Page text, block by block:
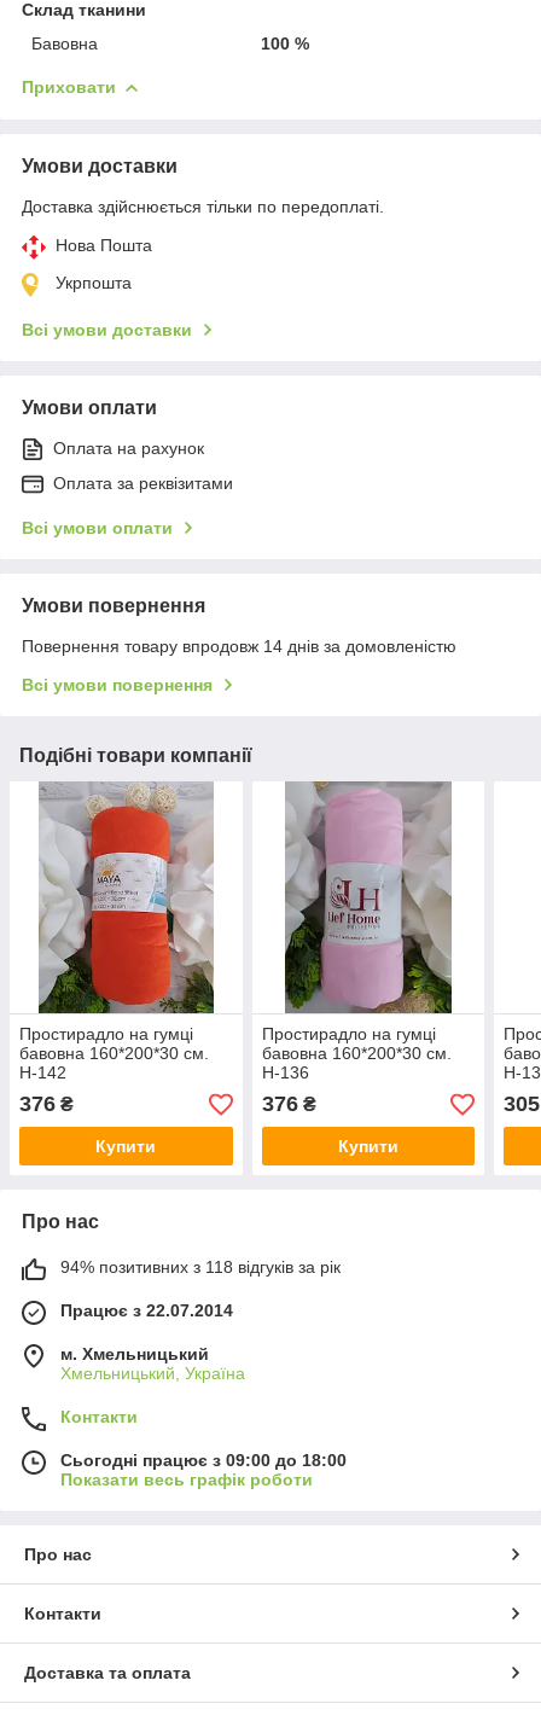
Склад тканини
Бавовна
100 %
Приховати
Умови доставки
Доставка здійснюється тільки по передоплаті.
Нова Пошта
Укрпошта
Всі умови доставки
Умови оплати
Оплата на рахунок
Оплата за реквізитами
Всі умови оплати
Умови повернення
Повернення товару впродовж 14 днів за домовленістю
Всі умови повернення
Подібні товари компанії
Простирадло на гумці
бавовна 160*200*30 см.
Н-142
376 ₴
Купити
Простирадло на гумці
бавовна 160*200*30 см.
Н-136
376₴
Купити
Н-
Про нас
94% позитивних з 118 відгуків за рік
Працює з 22.07.2014
м. Хмельницький
Хмельницький, Україна
Контакти
Сьогодні працює з 09:00 до 18:00
Показати весь графік роботи
Про нас
Контакти
Доставка та оплата